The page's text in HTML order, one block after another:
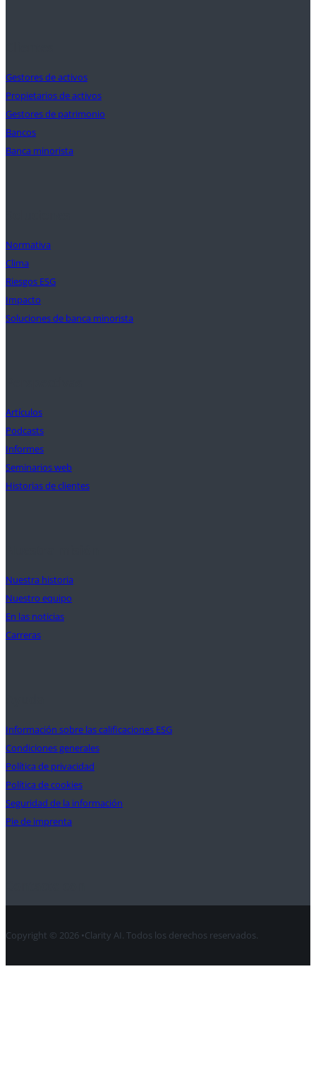
Gestores de activos
Propietarios de activos
Gestores de patrimonio
Bancos
Banca minorista
Normativa
Clima
Riesgos ESG
Impacto
Soluciones de banca minorista
Artículos
Podcasts
Informes
Seminarios web
Historias de clientes
Nuestra historia
Nuestro equipo
En las noticias
Carreras
Información sobre las calificaciones ESG
Condiciones generales
Política de privacidad
Política de cookies
Seguridad de la información
Pie de imprenta
Copyright © 2026 •Clarity AI. Todos los derechos reservados.